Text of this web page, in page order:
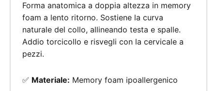
Forma anatomica a doppia altezza in memory
foam a lento ritorno. Sostiene la curva
naturale del collo, allineando testa e spalle.
Addio torcicollo e risvegli con la cervicale a
pezzi.
✅ Materiale: Memory foam ipoallergenico